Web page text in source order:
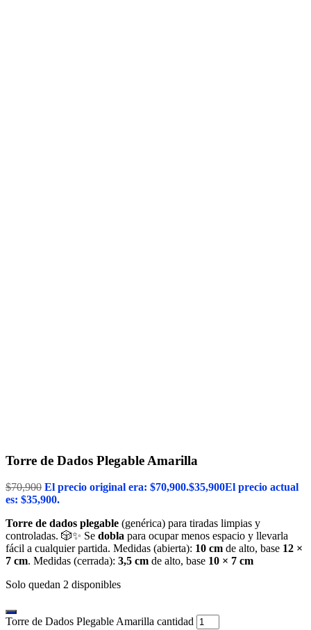
Torre de Dados Plegable Amarilla
$70,900 El precio original era: $70,900.$35,900El precio actual
es: $35,900.
Torre de dados plegable (genérica) para tiradas limpias y
controladas. 🎲✨ Se dobla para ocupar menos espacio y llevarla
fácil a cualquier partida. Medidas (abierta): 10 cm de alto, base 12 ×
7 cm. Medidas (cerrada): 3,5 cm de alto, base 10 × 7 cm
Solo quedan 2 disponibles
Torre de Dados Plegable Amarilla cantidad